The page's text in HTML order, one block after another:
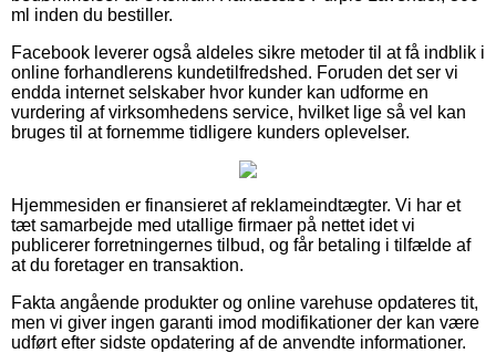
ml inden du bestiller.
Facebook leverer også aldeles sikre metoder til at få indblik i
online forhandlerens kundetilfredshed. Foruden det ser vi
endda internet selskaber hvor kunder kan udforme en
vurdering af virksomhedens service, hvilket lige så vel kan
bruges til at fornemme tidligere kunders oplevelser.
Hjemmesiden er finansieret af reklameindtægter. Vi har et
tæt samarbejde med utallige firmaer på nettet idet vi
publicerer forretningernes tilbud, og får betaling i tilfælde af
at du foretager en transaktion.
Fakta angående produkter og online varehuse opdateres tit,
men vi giver ingen garanti imod modifikationer der kan være
udført efter sidste opdatering af de anvendte informationer.